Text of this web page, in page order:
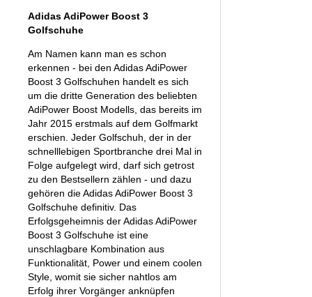
Adidas AdiPower Boost 3
Golfschuhe
Am Namen kann man es schon
erkennen - bei den Adidas AdiPower
Boost 3 Golfschuhen handelt es sich
um die dritte Generation des beliebten
AdiPower Boost Modells, das bereits im
Jahr 2015 erstmals auf dem Golfmarkt
erschien. Jeder Golfschuh, der in der
schnelllebigen Sportbranche drei Mal in
Folge aufgelegt wird, darf sich getrost
zu den Bestsellern zählen - und dazu
gehören die Adidas AdiPower Boost 3
Golfschuhe definitiv. Das
Erfolgsgeheimnis der Adidas AdiPower
Boost 3 Golfschuhe ist eine
unschlagbare Kombination aus
Funktionalität, Power und einem coolen
Style, womit sie sicher nahtlos am
Erfolg ihrer Vorgänger anknüpfen